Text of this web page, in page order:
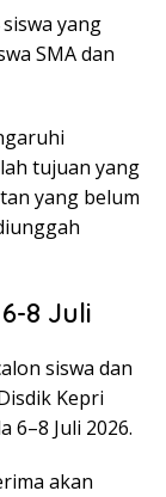
yang
SMA dan
tujuan yang
yang belum
8 Juli
siswa dan
Kepri
6–8 Juli 2026.
akan